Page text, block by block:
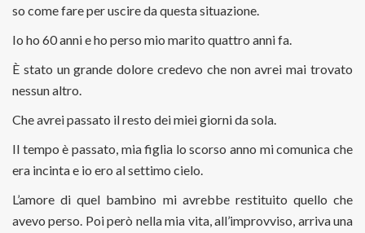
so come fare per uscire da questa situazione.
Io ho 60 anni e ho perso mio marito quattro anni fa.
È stato un grande dolore credevo che non avrei mai trovato
nessun altro.
Che avrei passato il resto dei miei giorni da sola.
Il tempo è passato, mia figlia lo scorso anno mi comunica che
era incinta e io ero al settimo cielo.
L’amore di quel bambino mi avrebbe restituito quello che
avevo perso. Poi però nella mia vita, all’improvviso, arriva una